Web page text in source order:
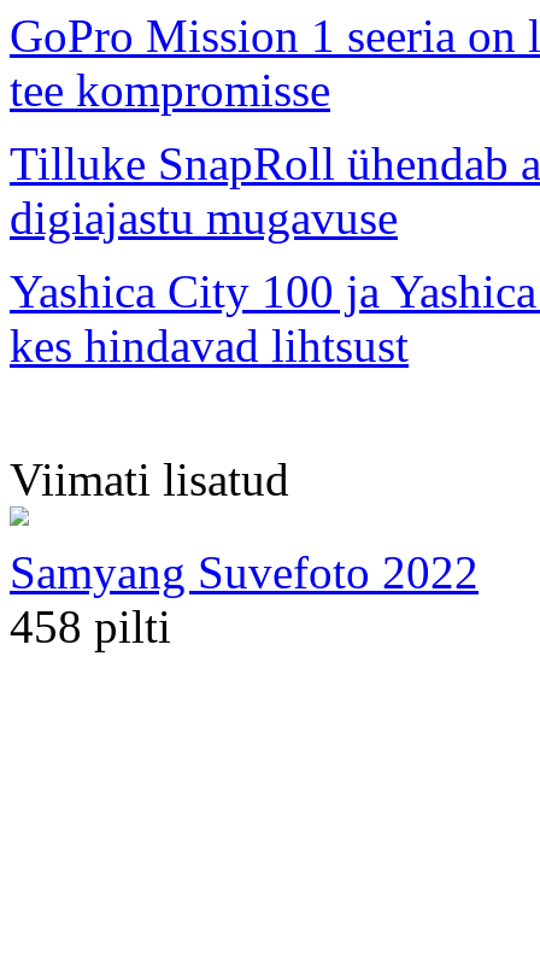
GoPro Mission 1 seeria on
tee kompromisse
Tilluke SnapRoll ühendab
digiajastu mugavuse
Yashica City 100 ja
kes hindavad lihtsust
Viimati lisatud
Samyang Suvefoto 2022
458 pilti